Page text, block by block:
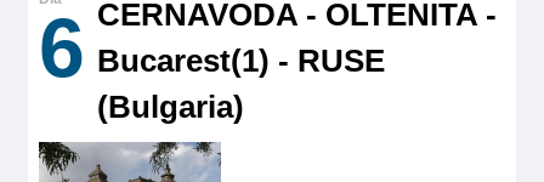
5 anclas
6 CERNAVODA - OLTENITA -
Bucarest(1) - RUSE
(Bulgaria)